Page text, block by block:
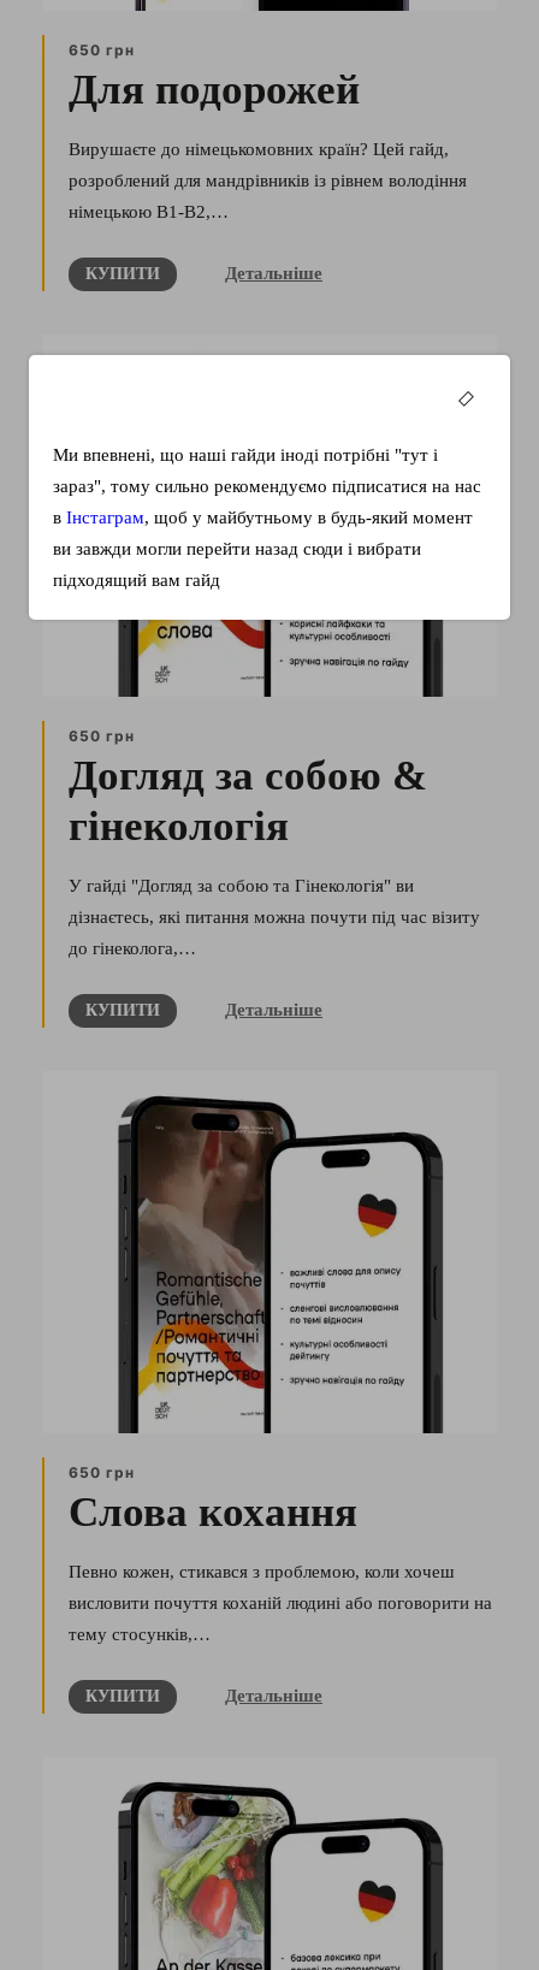
650 грн
Для подорожей
Вирушаєте до німецькомовних країн? Цей гайд,
розроблений для мандрівників із рівнем володіння
німецькою В1-В2,…
КУПИТИ Детальніше
650 грн
Догляд за собою &
гінекологія
У гайді "Догляд за собою та Гінекологія" ви
дізнаєтесь, які питання можна почути під час візиту
до гінеколога,…
КУПИТИ Детальніше
650 грн
Слова кохання
Певно кожен, стикався з проблемою, коли хочеш
висловити почуття коханій людині або поговорити на
тему стосунків,…
КУПИТИ Детальніше
Ми впевнені, що наші гайди іноді потрібні "тут і
зараз", тому сильно рекомендуємо підписатися на нас
в Інстаграм, щоб у майбутньому в будь-який момент
ви завжди могли перейти назад сюди і вибрати
підходящий вам гайд